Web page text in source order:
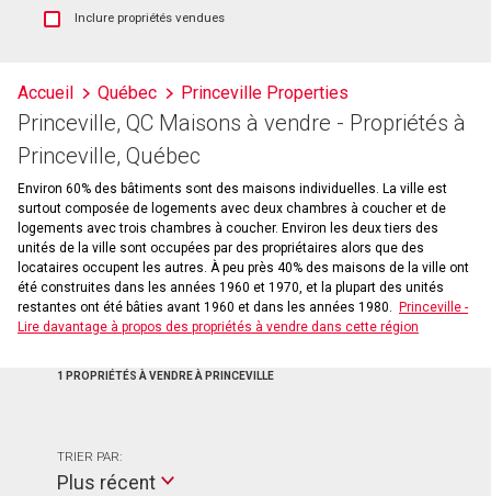
Afficher
et
les
historiques
d'inscriptions
Inclure propriétés vendues
Accueil Québec Princeville Properties
Princeville, QC Maisons à vendre - Propriétés à
Princeville, Québec
Environ 60% des bâtiments sont des maisons individuelles. La ville est
surtout composée de logements avec deux chambres à coucher et de
logements avec trois chambres à coucher. Environ les deux tiers des
unités de la ville sont occupées par des propriétaires alors que des
locataires occupent les autres. À peu près 40% des maisons de la ville ont
été construites dans les années 1960 et 1970, et la plupart des unités
restantes ont été bâties avant 1960 et dans les années 1980.
Princeville -
Lire davantage à propos des propriétés à vendre dans cette région
1 PROPRIÉTÉS À VENDRE À PRINCEVILLE
TRIER PAR:
Plus récent